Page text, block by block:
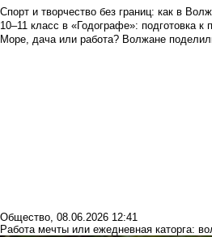
Спорт и творчество без границ: как в
10–11 класс в «Годографе»: подготовка
Море, дача или работа? Волжане
Общество, 08.06.2026 12:41
Работа мечты или ежедневная каторга: